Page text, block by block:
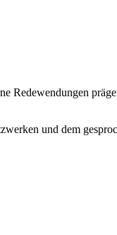
Redewendungen
und dem